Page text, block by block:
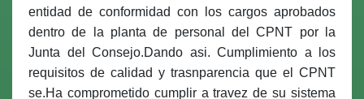
entidad de conformidad con los cargos aprobados
dentro de la planta de personal del CPNT por la
Junta del Consejo.Dando asi. Cumplimiento a los
requisitos de calidad y trasnparencia que el CPNT
se.Ha comprometido cumplir a travez de su sistema